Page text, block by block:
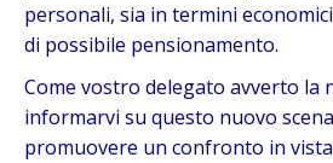
personali, sia in termini
di possibile pensionamento.
Come vostro delegato avverto la
informarvi su questo nuovo
promuovere un confronto in